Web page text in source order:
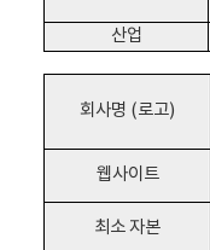
산업
회사명 (로고)
웹사이트
최소 자본